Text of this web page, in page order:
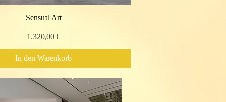
Schnellansicht
Sensual Art
Preis
1.320,00 €
In den Warenkorb